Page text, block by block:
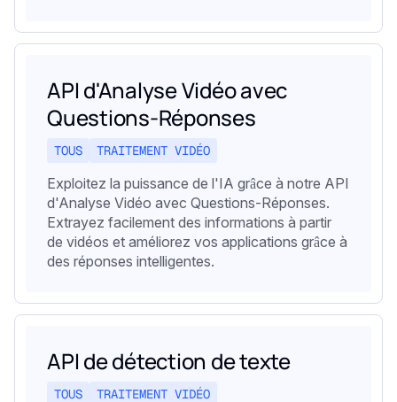
API d'Analyse Vidéo avec
Questions-Réponses
TOUS TRAITEMENT VIDÉO
Exploitez la puissance de l'IA grâce à notre API
d'Analyse Vidéo avec Questions-Réponses.
Extrayez facilement des informations à partir
de vidéos et améliorez vos applications grâce à
des réponses intelligentes.
API de détection de texte
TOUS TRAITEMENT VIDÉO